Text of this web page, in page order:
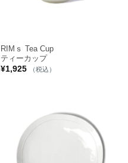
RIMｓ Tea Cup
ティーカップ
¥1,925 （税込）